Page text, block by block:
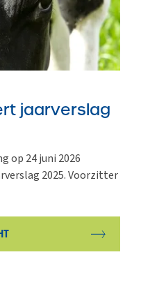
jaarverslag
op 24 juni 2026
2025. Voorzitter